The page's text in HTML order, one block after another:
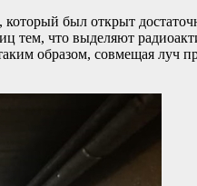
который был открыт
тем, что выделяют
образом, совмещая